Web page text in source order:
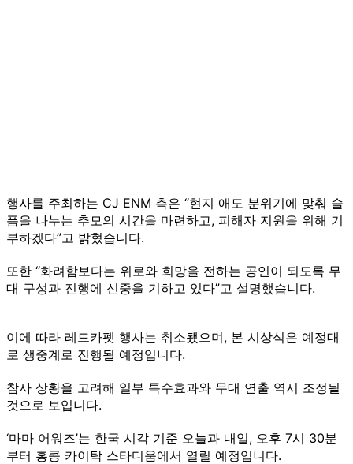
행사를 주최하는 CJ ENM 측은 “현지 애도 분위기에 맞춰 슬
픔을 나누는 추모의 시간을 마련하고, 피해자 지원을 위해 기
부하겠다”고 밝혔습니다.
또한 “화려함보다는 위로와 희망을 전하는 공연이 되도록 무
대 구성과 진행에 신중을 기하고 있다”고 설명했습니다.
이에 따라 레드카펫 행사는 취소됐으며, 본 시상식은 예정대
로 생중계로 진행될 예정입니다.
참사 상황을 고려해 일부 특수효과와 무대 연출 역시 조정될
것으로 보입니다.
‘마마 어워즈’는 한국 시각 기준 오늘과 내일, 오후 7시 30분
부터 홍콩 카이탁 스타디움에서 열릴 예정입니다.